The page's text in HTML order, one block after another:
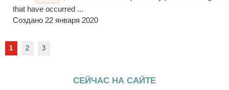
that have occurred ...
Создано 22 января 2020
1 2 3
СЕЙЧАС НА САЙТЕ